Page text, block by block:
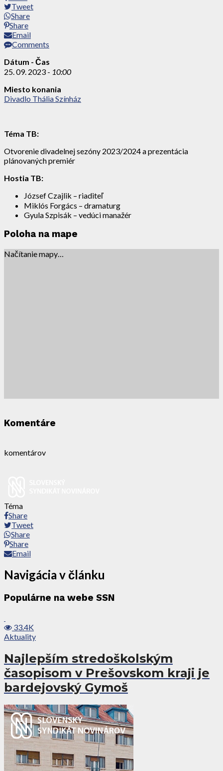
Tweet
Share
Share
Email
Comments
Dátum - Čas
25. 09. 2023 - 10:00
Miesto konania
Divadlo Thália Színház
Téma TB:
Otvorenie divadelnej sezóny 2023/2024 a prezentácia
plánovaných premiér
Hostia TB:
József Czajlik – riaditeľ
Miklós Forgács – dramaturg
Gyula Szpisák – vedúci manažér
Poloha na mape
Načítanie mapy…
Komentáre
komentárov
Téma
Share
Tweet
Share
Share
Email
Navigácia v článku
Populárne na webe SSN
33.4K
Aktuality
Najlepším stredoškolským
časopisom v Prešovskom kraji je
bardejovský Gymoš